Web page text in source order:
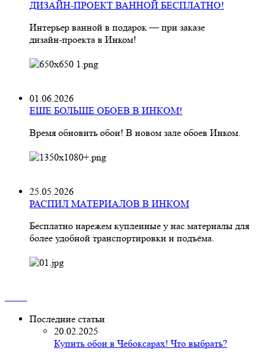
ДИЗАЙН-ПРОЕКТ ВАННОЙ БЕСПЛАТНО!
Интерьер ванной в подарок — при заказе
дизайн‑проекта в Инком!
01.06.2026
ЕЩЕ БОЛЬШЕ ОБОЕВ В ИНКОМ!
Время обновить обои! В новом зале обоев Инком.
25.05.2026
РАСПИЛ МАТЕРИАЛОВ В ИНКОМ
Бесплатно нарежем купленные у нас материалы для
более удобной транспортировки и подъёма.
Последние статьи
20.02.2025
Купить обои в Чебоксарах! Что выбрать?